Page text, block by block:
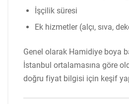
İşçilik süresi
Ek hizmetler (alçı, sıva,
Genel olarak Hamidiye boya
İstanbul ortalamasına göre
doğru fiyat bilgisi için keşif